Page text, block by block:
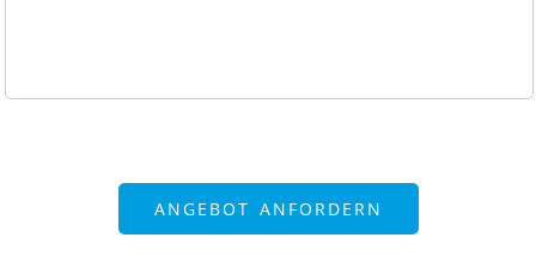
ANGEBOT ANFORDERN